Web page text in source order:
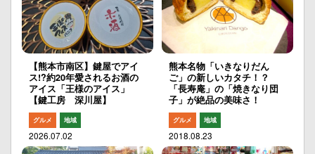
【熊本市南区】鍵屋でアイ
ス!?約20年愛されるお酒の
アイス「王様のアイス」
【鍵工房 深川屋】
グルメ 地域
2026.07.02
熊本名物「いきなりだん
ご」の新しいカタチ！？
「長寿庵」の「焼きなり団
子」が絶品の美味さ！
グルメ 地域
2018.08.23